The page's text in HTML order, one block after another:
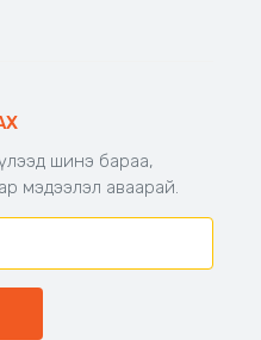
шинэ бараа,
мэдээлэл аваарай.